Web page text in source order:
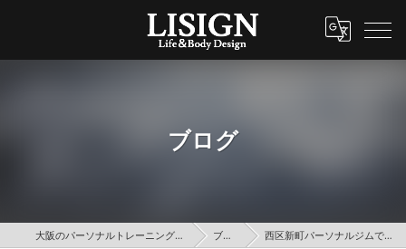
ブログ
大阪のパーソナルトレーニングはLISIGN ブログ 西区新町パーソナルジムで姿勢改善